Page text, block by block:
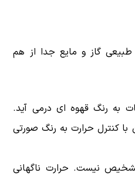
طبیعی گاز و مایع جدا از هم
به رنگ قهوه ای درمی آید.
کنترل حرارت به رنگ صورتی
نیست. حرارت ناگهانی